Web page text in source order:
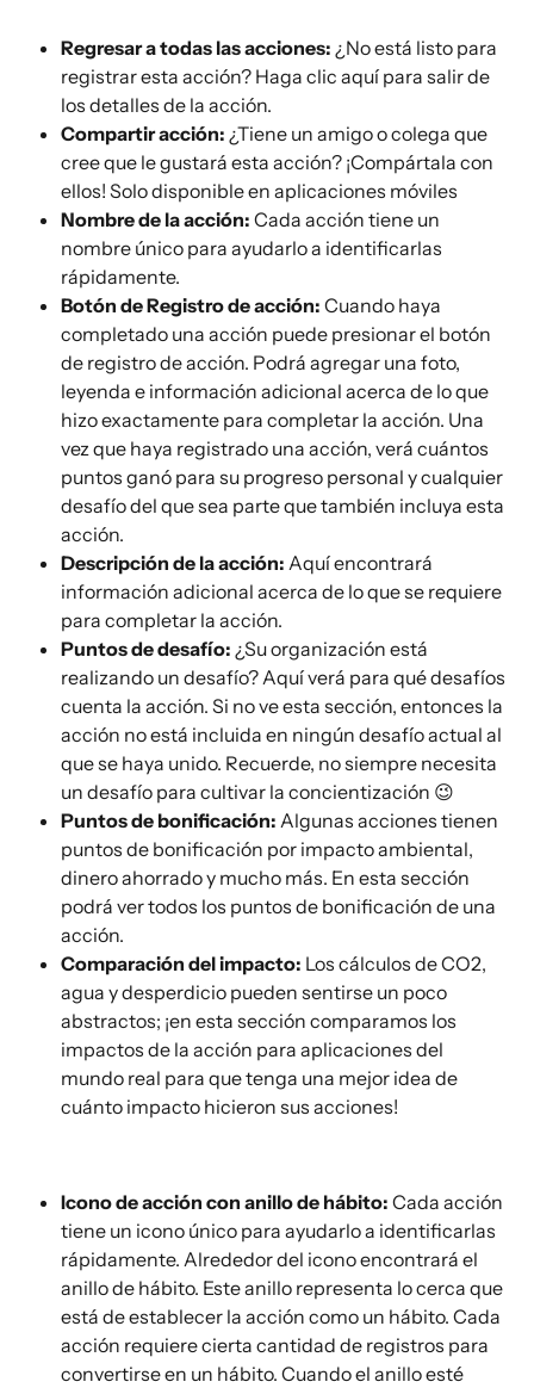
Regresar a todas las acciones: ¿No está listo para
registrar esta acción? Haga clic aquí para salir de
los detalles de la acción.
Compartir acción: ¿Tiene un amigo o colega que
cree que le gustará esta acción? ¡Compártala con
ellos! Solo disponible en aplicaciones móviles
Nombre de la acción: Cada acción tiene un
nombre único para ayudarlo a identificarlas
rápidamente.
Botón de Registro de acción: Cuando haya
completado una acción puede presionar el botón
de registro de acción. Podrá agregar una foto,
leyenda e información adicional acerca de lo que
hizo exactamente para completar la acción. Una
vez que haya registrado una acción, verá cuántos
puntos ganó para su progreso personal y cualquier
desafío del que sea parte que también incluya esta
acción.
Descripción de la acción: Aquí encontrará
información adicional acerca de lo que se requiere
para completar la acción.
Puntos de desafío: ¿Su organización está
realizando un desafío? Aquí verá para qué desafíos
cuenta la acción. Si no ve esta sección, entonces la
acción no está incluida en ningún desafío actual al
que se haya unido. Recuerde, no siempre necesita
un desafío para cultivar la concientización 😉
Puntos de bonificación: Algunas acciones tienen
puntos de bonificación por impacto ambiental,
dinero ahorrado y mucho más. En esta sección
podrá ver todos los puntos de bonificación de una
acción.
Comparación del impacto: Los cálculos de CO2,
agua y desperdicio pueden sentirse un poco
abstractos; ¡en esta sección comparamos los
impactos de la acción para aplicaciones del
mundo real para que tenga una mejor idea de
cuánto impacto hicieron sus acciones!
Icono de acción con anillo de hábito: Cada acción
tiene un icono único para ayudarlo a identificarlas
rápidamente. Alrededor del icono encontrará el
anillo de hábito. Este anillo representa lo cerca que
está de establecer la acción como un hábito. Cada
acción requiere cierta cantidad de registros para
convertirse en un hábito. Cuando el anillo esté